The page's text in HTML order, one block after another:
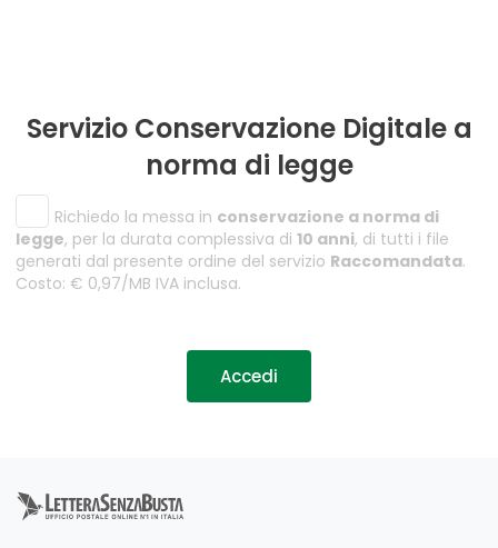
Servizio Conservazione Digitale a
norma di legge
Richiedo la messa in conservazione a norma di
legge, per la durata complessiva di 10 anni, di tutti i file
generati dal presente ordine del servizio Raccomandata.
Costo: € 0,97/MB IVA inclusa.
Accedi